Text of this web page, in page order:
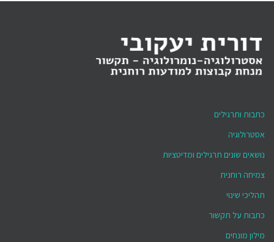
כתבות ותרגילים
אסטרולוגיה
נושאים שונים תרגילים ומדיטציות
צמיחה רוחנית
תהליכי שינוי
כתבות על תקשור
מילון מונחים